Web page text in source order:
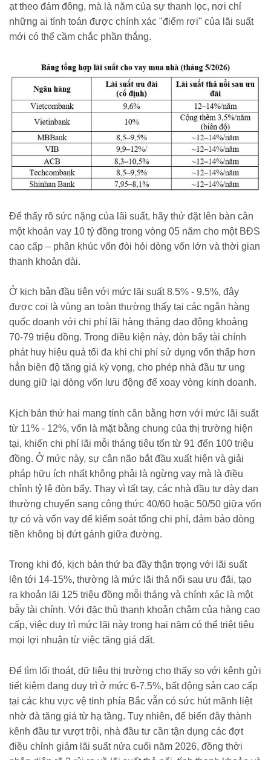
ạt theo đám đông, mà là năm của sự thanh lọc, nơi chỉ
những ai tính toán được chính xác "điểm rơi" của lãi suất
mới có thể cầm chắc phần thắng.
Để thấy rõ sức nặng của lãi suất, hãy thử đặt lên bàn cân
một khoản vay 10 tỷ đồng trong vòng 05 năm cho một BĐS
cao cấp – phân khúc vốn đòi hỏi dòng vốn lớn và thời gian
thanh khoản dài.
Ở kịch bản đầu tiên với mức lãi suất 8.5% - 9.5%, đây
được coi là vùng an toàn thường thấy tại các ngân hàng
quốc doanh với chi phí lãi hàng tháng dao động khoảng
70-79 triệu đồng. Trong điều kiện này, đòn bẩy tài chính
phát huy hiệu quả tối đa khi chi phí sử dụng vốn thấp hơn
hẳn biên độ tăng giá kỳ vọng, cho phép nhà đầu tư ung
dung giữ lại dòng vốn lưu động để xoay vòng kinh doanh.
Kịch bản thứ hai mang tính cân bằng hơn với mức lãi suất
từ 11% - 12%, vốn là mặt bằng chung của thị trường hiện
tại, khiến chi phí lãi mỗi tháng tiêu tốn từ 91 đến 100 triệu
đồng. Ở mức này, sự cân não bắt đầu xuất hiện và giải
pháp hữu ích nhất không phải là ngừng vay mà là điều
chỉnh tỷ lệ đòn bẩy. Thay vì tất tay, các nhà đầu tư dày dạn
thường chuyển sang công thức 40/60 hoặc 50/50 giữa vốn
tự có và vốn vay để kiểm soát tổng chi phí, đảm bảo dòng
tiền không bị đứt gánh giữa đường.
Trong khi đó, kịch bản thứ ba đầy thận trọng với lãi suất
lên tới 14-15%, thường là mức lãi thả nổi sau ưu đãi, tạo
ra khoản lãi 125 triệu đồng mỗi tháng và chính xác là một
bẫy tài chính. Với đặc thù thanh khoản chậm của hàng cao
cấp, việc duy trì mức lãi này trong hai năm có thể triệt tiêu
mọi lợi nhuận từ việc tăng giá đất.
Để tìm lối thoát, dữ liệu thị trường cho thấy so với kênh gửi
tiết kiệm đang duy trì ở mức 6-7.5%, bất động sản cao cấp
tại các khu vực vệ tinh phía Bắc vẫn có sức hút mãnh liệt
nhờ đà tăng giá từ hạ tầng. Tuy nhiên, để biến đây thành
kênh đầu tư vượt trội, nhà đầu tư cần tận dụng các đợt
điều chỉnh giảm lãi suất nửa cuối năm 2026, đồng thời